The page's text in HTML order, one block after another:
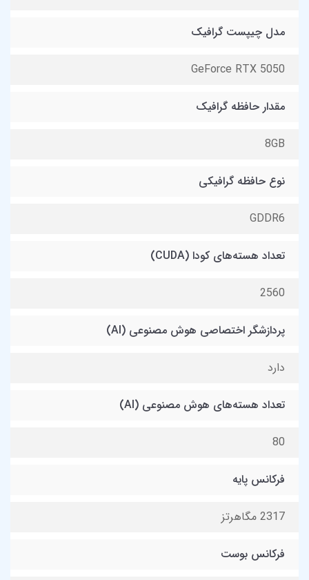
مدل چیپست گرافیک
GeForce RTX 5050
مقدار حافظه گرافیک
8GB
نوع حافظه گرافیکی
GDDR6
تعداد هسته‌های کودا (CUDA)
2560
پردازشگر اختصاصی هوش مصنوعی (AI)
دارد
تعداد هسته‌های هوش مصنوعی (AI)
80
فرکانس پایه
2317 مگاهرتز
فرکانس بوست